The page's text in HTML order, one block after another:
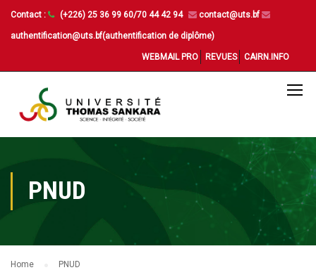
Contact : (+226) 25 36 99 60/70 44 42 94 contact@uts.bf
authentification@uts.bf(authentification de diplôme)
WEBMAIL PRO REVUES CAIRN.INFO
PNUD
Home PNUD